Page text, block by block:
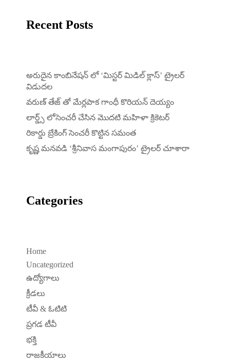
Recent Posts
అరుదైన కాంబినేషన్ లో ‘మిస్టర్ మిడిల్ క్లాస్’ ట్రైలర్
విడుదల
వరుణ్ తేజ్ తో మేర్లపాక గాంధీ కొరియన్ దెయ్యం
లార్డ్స్ లోసెంచరీ చేసిన మొదటి మహిళా క్రికెటర్
రికార్డు బ్రేకింగ్ సెంచరీ కొట్టిన సమంత
కృష్ణ మనవడి ‘శ్రీనివాస మంగాపురం’ ట్రైలర్ చూశారా
Categories
Home
Uncategorized
ఉద్యోగాలు
క్రీడలు
టీవీ & ఓటిటి
ప్రగడ టీవీ
భక్తి
రాజకీయాలు